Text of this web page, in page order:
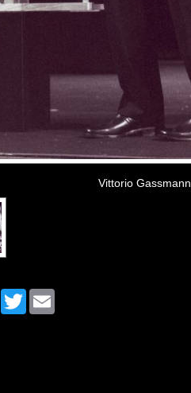
Vittorio Gassmann
Facebook
Twitter